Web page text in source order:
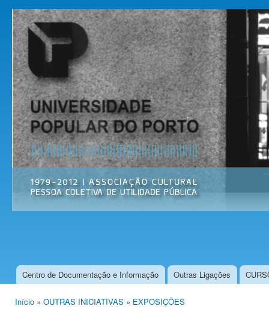
Universidade
Popular do
Porto
Associação
Cultural
Menu principal
Centro de Documentação e Informação Outras Ligações
Início » OUTRAS INICIATIVAS » EXPOSIÇÕES